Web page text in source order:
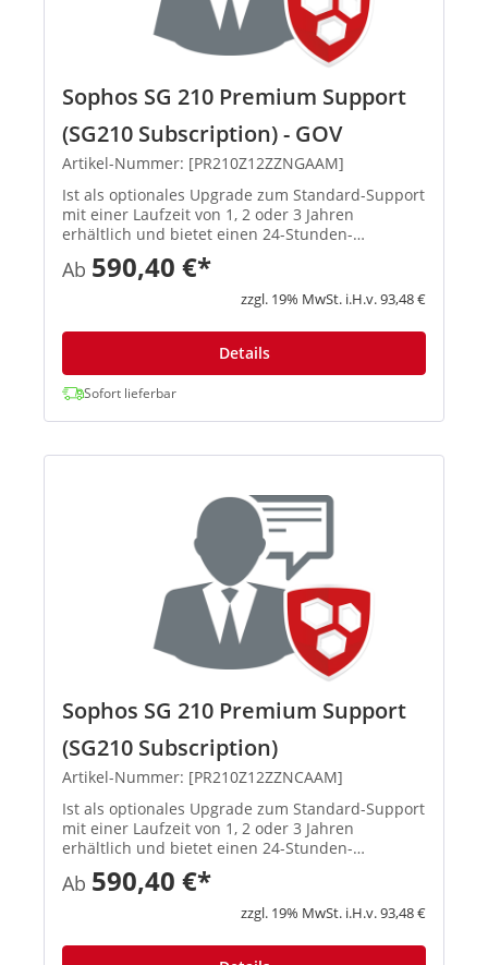
Sophos SG 210 Premium Support
(SG210 Subscription) - GOV
Artikel-Nummer: [PR210Z12ZZNGAAM]
Ist als optionales Upgrade zum Standard-Support
mit einer Laufzeit von 1, 2 oder 3 Jahren
erhältlich und bietet einen 24-Stunden-
Hardwareaustausch nach Meldung des
Supportfalls, automatische
Softwareaktualisierungen sowie 24-Stunden-
Ab 590,40 €*
zzgl. 19% MwSt. i.H.v. 93,48 €
Details
Sofort lieferbar
Sophos SG 210 Premium Support
(SG210 Subscription)
Artikel-Nummer: [PR210Z12ZZNCAAM]
Ist als optionales Upgrade zum Standard-Support
mit einer Laufzeit von 1, 2 oder 3 Jahren
erhältlich und bietet einen 24-Stunden-
Hardwareaustausch nach Meldung des
Supportfalls, automatische
Softwareaktualisierungen sowie 24-Stunden-
Ab 590,40 €*
zzgl. 19% MwSt. i.H.v. 93,48 €